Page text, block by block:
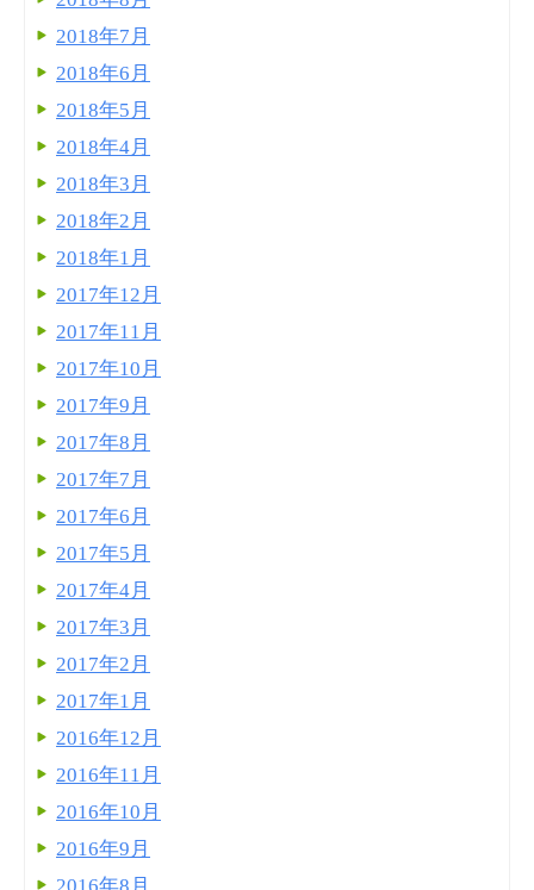
2018年7月
2018年6月
2018年5月
2018年4月
2018年3月
2018年2月
2018年1月
2017年12月
2017年11月
2017年10月
2017年9月
2017年8月
2017年7月
2017年6月
2017年5月
2017年4月
2017年3月
2017年2月
2017年1月
2016年12月
2016年11月
2016年10月
2016年9月